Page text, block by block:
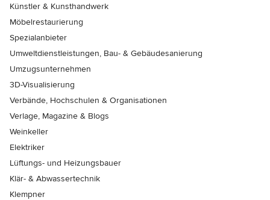
Künstler & Kunsthandwerk
Möbelrestaurierung
Spezialanbieter
Umweltdienstleistungen, Bau- & Gebäudesanierung
Umzugsunternehmen
3D-Visualisierung
Verbände, Hochschulen & Organisationen
Verlage, Magazine & Blogs
Weinkeller
Elektriker
Lüftungs- und Heizungsbauer
Klär- & Abwassertechnik
Klempner